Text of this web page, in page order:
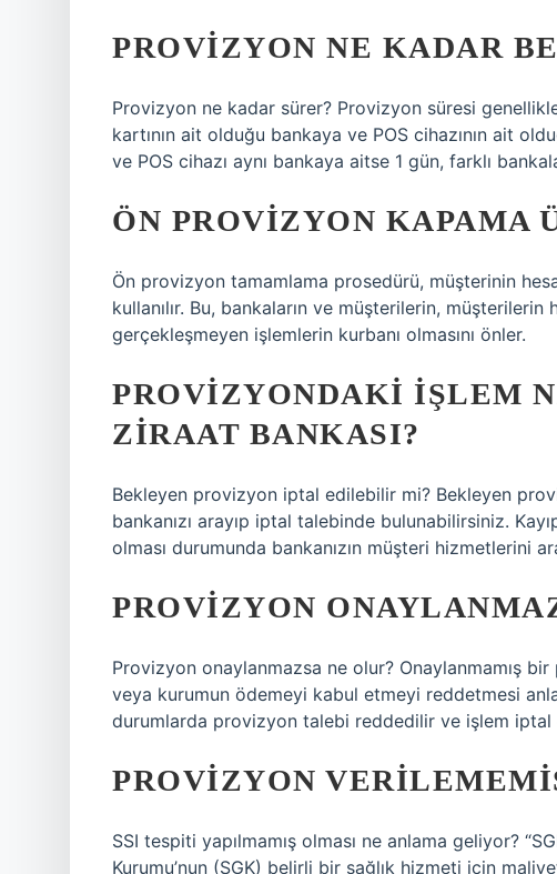
PROVIZYON NE KADAR
Provizyon ne kadar sürer? Provizyon süresi
kartının ait olduğu bankaya ve POS cihazının ait
ve POS cihazı aynı bankaya aitse 1 gün, farklı
ÖN PROVIZYON KAPAMA
Ön provizyon tamamlama prosedürü, müşterinin
kullanılır. Bu, bankaların ve müşterilerin,
gerçekleşmeyen işlemlerin kurbanı olmasını önler.
PROVIZYONDAKI IŞLEM
ZIRAAT BANKASI?
Bekleyen provizyon iptal edilebilir mi? Bekleyen
bankanızı arayıp iptal talebinde bulunabilirsiniz.
olması durumunda bankanızın müşteri hizmetlerini
PROVIZYON
Provizyon onaylanmazsa ne olur? Onaylanmamış
veya kurumun ödemeyi kabul etmeyi reddetmesi
durumlarda provizyon talebi reddedilir ve işlem iptal
PROVIZYON
SSI tespiti yapılmamış olması ne anlama geliyor?
Kurumu’nun (SGK) belirli bir sağlık hizmeti için